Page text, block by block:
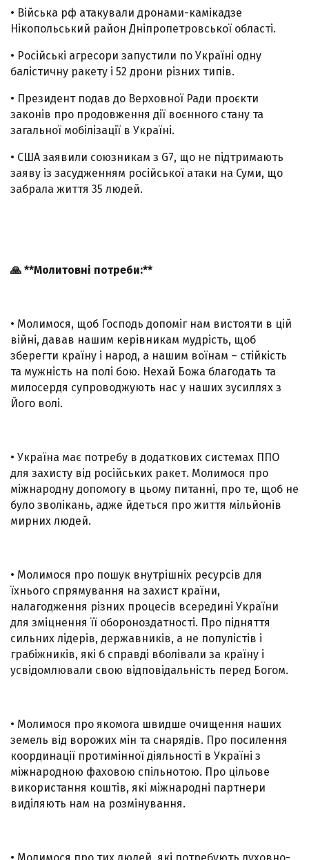
• Війська рф атакували дронами-камікадзе
Нікопольський район Дніпропетровської області.
• Російські агресори запустили по Україні одну
балістичну ракету і 52 дрони різних типів.
• Президент подав до Верховної Ради проєкти
законів про продовження дії воєнного стану та
загальної мобілізації в Україні.
• США заявили союзникам з G7, що не підтримають
заяву із засудженням російської атаки на Суми, що
забрала життя 35 людей.
🙏 **Молитовні потреби:**
• Молимося, щоб Господь допоміг нам вистояти в цій
війні, давав нашим керівникам мудрість, щоб
зберегти країну і народ, а нашим воїнам – стійкість
та мужність на полі бою. Нехай Божа благодать та
милосердя супроводжують нас у наших зусиллях з
Його волі.
• Україна має потребу в додаткових системах ППО
для захисту від російських ракет. Молимося про
міжнародну допомогу в цьому питанні, про те, щоб не
було зволікань, адже йдеться про життя мільйонів
мирних людей.
• Молимося про пошук внутрішніх ресурсів для
їхнього спрямування на захист країни,
налагодження різних процесів всередині України
для зміцнення її обороноздатності. Про підняття
сильних лідерів, державників, а не популістів і
грабіжників, які б справді вболівали за країну і
усвідомлювали свою відповідальність перед Богом.
• Молимося про якомога швидше очищення наших
земель від ворожих мін та снарядів. Про посилення
координації протимінної діяльності в Україні з
міжнародною фаховою спільнотою. Про цільове
використання коштів, які міжнародні партнери
виділяють нам на розмінування.